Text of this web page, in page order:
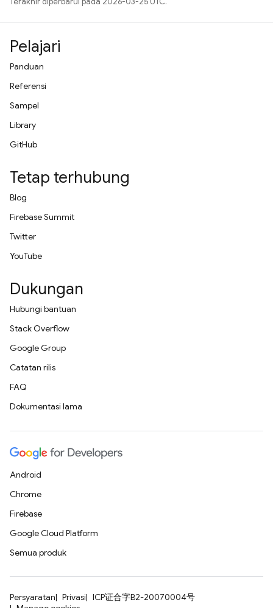
Pelajari
Panduan
Referensi
Sampel
Library
GitHub
Tetap terhubung
Blog
Firebase Summit
Twitter
YouTube
Dukungan
Hubungi bantuan
Stack Overflow
Google Group
Catatan rilis
FAQ
Dokumentasi lama
Android
Chrome
Firebase
Google Cloud Platform
Semua produk
Persyaratan Privasi
ICP证合字B2-20070004号